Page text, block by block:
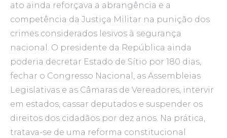
ato ainda reforçava a abrangência e a
competência da Justiça Militar na punição dos
crimes considerados lesivos à segurança
nacional. O presidente da República ainda
poderia decretar Estado de Sítio por 180 dias,
fechar o Congresso Nacional, as Assembleias
Legislativas e as Câmaras de Vereadores, intervir
em estados, cassar deputados e suspender os
direitos dos cidadãos por dez anos. Na prática,
tratava-se de uma reforma constitucional